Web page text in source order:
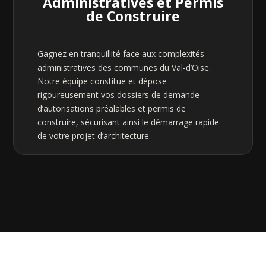
de Construire
Gagnez en tranquillité face aux complexités
administratives des communes du Val-d’Oise.
Notre équipe constitue et dépose
rigoureusement vos dossiers de demande
d’autorisations préalables et permis de
construire, sécurisant ainsi le démarrage rapide
de votre projet d’architecture.